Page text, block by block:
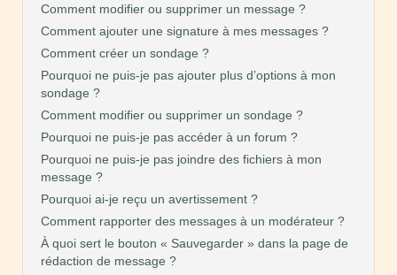
Comment modifier ou supprimer un message ?
Comment ajouter une signature à mes messages ?
Comment créer un sondage ?
Pourquoi ne puis-je pas ajouter plus d’options à mon
sondage ?
Comment modifier ou supprimer un sondage ?
Pourquoi ne puis-je pas accéder à un forum ?
Pourquoi ne puis-je pas joindre des fichiers à mon
message ?
Pourquoi ai-je reçu un avertissement ?
Comment rapporter des messages à un modérateur ?
À quoi sert le bouton « Sauvegarder » dans la page de
rédaction de message ?